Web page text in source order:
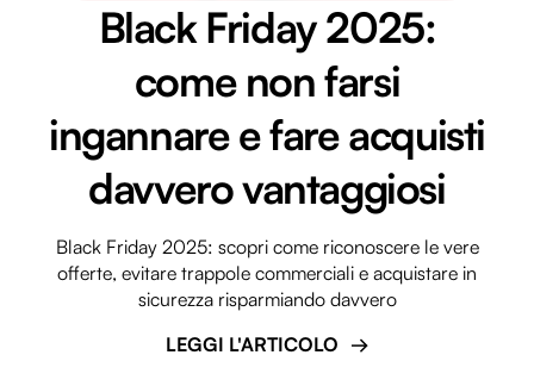
Black Friday 2025:
come non farsi
ingannare e fare acquisti
davvero vantaggiosi
Black Friday 2025: scopri come riconoscere le vere
offerte, evitare trappole commerciali e acquistare in
sicurezza risparmiando davvero
LEGGI L'ARTICOLO